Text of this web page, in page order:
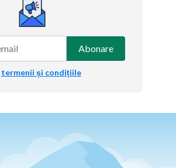
Abonare
termenii și condițiile